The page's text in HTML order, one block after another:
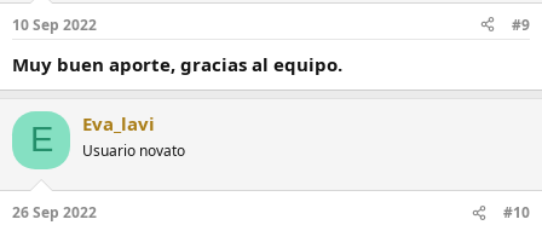
e
:
10 Sep 2022 #9
Muy buen aporte, gracias al equipo.
E Eva_lavi
Usuario novato
26 Sep 2022 #10